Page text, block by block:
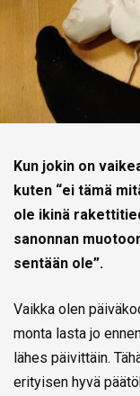
Kun jokin on
kuten “ei tämä
ole ikinä
sanonnan
sentään ole”.
Vaikka olen
monta lasta jo
lähes päivittäin.
erityisen hyvä